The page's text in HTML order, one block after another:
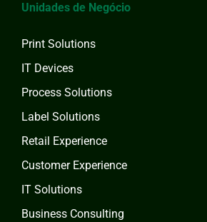
Unidades de Negócio
Print Solutions
IT Devices
Process Solutions
Label Solutions
Retail Experience
Customer Experience
IT Solutions
Business Consulting